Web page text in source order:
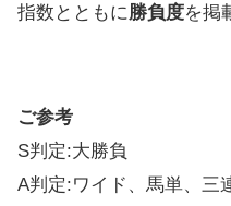
指数とともに勝負度を掲
ご参考
S判定:大勝負
A判定:ワイド、馬単、三